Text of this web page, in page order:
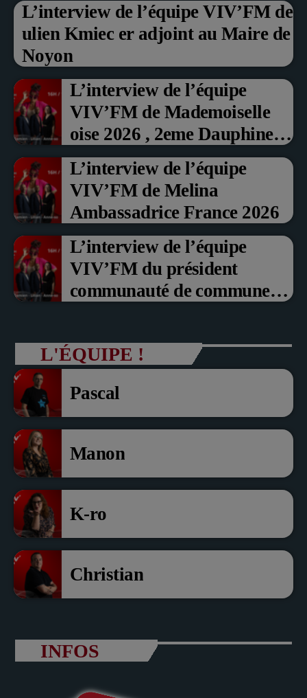
L’interview de l’équipe VIV’FM de
ulien Kmiec er adjoint au Maire de
Noyon
L’interview de l’équipe
VIV’FM de Mademoiselle
oise 2026 , 2eme Dauphine et
Prix du Public , Marche aux
fruits rouge Noyon 2026
L’interview de l’équipe
VIV’FM de Melina
Ambassadrice France 2026
L’interview de l’équipe
VIV’FM du président
communauté de communes
président com de com
L'ÉQUIPE !
Pascal
Manon
K-ro
Christian
INFOS